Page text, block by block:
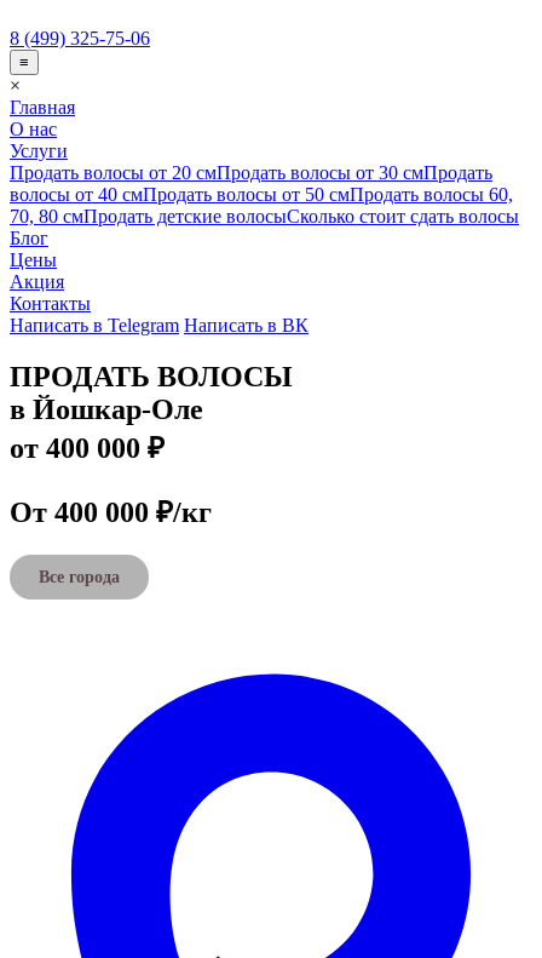
8 (499) 325-75-06
≡
×
Главная
О нас
Услуги
Продать волосы от 20 смПродать волосы от 30 смПродать
волосы от 40 смПродать волосы от 50 смПродать волосы 60,
70, 80 смПродать детские волосыСколько стоит сдать волосы
Блог
Цены
Акция
Контакты
Написать в Telegram Написать в ВК
ПРОДАТЬ ВОЛОСЫ
в Йошкар-Оле
от 400 000 ₽
От 400 000 ₽/кг
Все города